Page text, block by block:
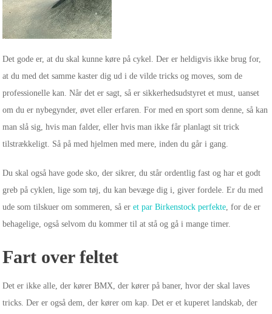
Det gode er, at du skal kunne køre på cykel. Der er heldigvis ikke brug for,
at du med det samme kaster dig ud i de vilde tricks og moves, som de
professionelle kan. Når det er sagt, så er sikkerhedsudstyret et must, uanset
om du er nybegynder, øvet eller erfaren. For med en sport som denne, så kan
man slå sig, hvis man falder, eller hvis man ikke får planlagt sit trick
tilstrækkeligt. Så på med hjelmen med mere, inden du går i gang.
Du skal også have gode sko, der sikrer, du står ordentlig fast og har et godt
greb på cyklen, lige som tøj, du kan bevæge dig i, giver fordele. Er du med
ude som tilskuer om sommeren, så eret par Birkenstock perfekte , for de er
behagelige, også selvom du kommer til at stå og gå i mange timer.
Fart over feltet
Det er ikke alle, der kører BMX, der kører på baner, hvor der skal laves
tricks. Der er også dem, der kører om kap. Det er et kuperet landskab, der